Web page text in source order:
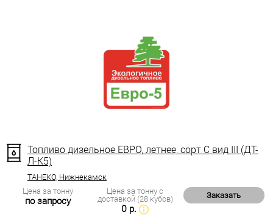
Топливо дизельное ЕВРО, летнее, сорт С вид III (ДТ-
Л-К5)
ТАНЕКО, Нижнекамск
Цена за тонну
по запросу
Цена за тонну с
доставкой (28 кубов)
0 р.
Заказать